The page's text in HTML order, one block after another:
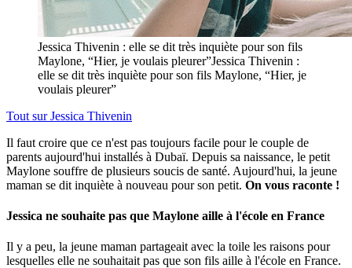
Jessica Thivenin : elle se dit très inquiète pour son fils
Maylone, “Hier, je voulais pleurer”Jessica Thivenin :
elle se dit très inquiète pour son fils Maylone, “Hier, je
voulais pleurer”
Tout surJessica Thivenin
Il faut croire que ce n'est pas toujours facile pour le couple de
parents aujourd'hui installés à Dubaï. Depuis sa naissance, le petit
Maylone souffre de plusieurs soucis de santé. Aujourd'hui, la jeune
maman se dit inquiète à nouveau pour son petit. On vous raconte !
Jessica ne souhaite pas que Maylone aille à l'école en France
Il y a peu, la jeune maman partageait avec la toile les raisons pour
lesquelles elle ne souhaitait pas que son fils aille à l'école en France.